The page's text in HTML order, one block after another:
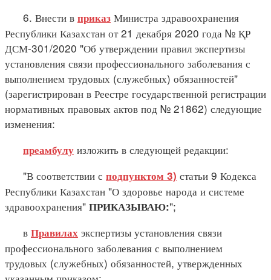
6. Внести в приказ Министра здравоохранения
Республики Казахстан от 21 декабря 2020 года № ҚР
ДСМ-301/2020 "Об утверждении правил экспертизы
установления связи профессионального заболевания с
выполнением трудовых (служебных) обязанностей"
(зарегистрирован в Реестре государственной регистрации
нормативных правовых актов под № 21862) следующие
изменения:
преамбулу изложить в следующей редакции:
"В соответствии с подпунктом 3) статьи 9 Кодекса
Республики Казахстан "О здоровье народа и системе
здравоохранения" ПРИКАЗЫВАЮ:";
в Правилах экспертизы установления связи
профессионального заболевания с выполнением
трудовых (служебных) обязанностей, утвержденных